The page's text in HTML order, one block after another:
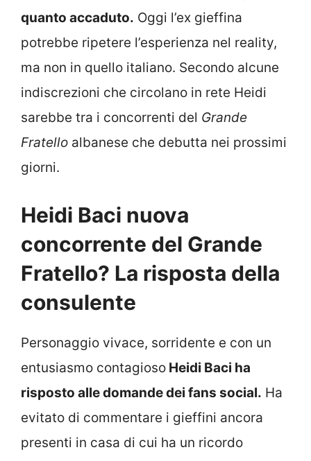
quanto accaduto. Oggi l’ex gieffina
potrebbe ripetere l’esperienza nel reality,
ma non in quello italiano. Secondo alcune
indiscrezioni che circolano in rete Heidi
sarebbe tra i concorrenti del Grande
Fratello albanese che debutta nei prossimi
giorni.
Heidi Baci nuova
concorrente del Grande
Fratello? La risposta della
consulente
Personaggio vivace, sorridente e con un
entusiasmo contagioso Heidi Baci ha
risposto alle domande dei fans social. Ha
evitato di commentare i gieffini ancora
presenti in casa di cui ha un ricordo